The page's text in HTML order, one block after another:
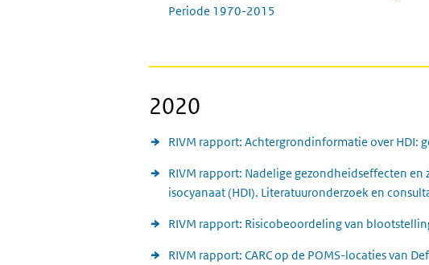
Periode 1970-2015
2020
RIVM rapport: Achtergrondinformatie over HDI:
RIVM rapport: Nadelige gezondheidseffecten
isocyanaat (HDI). Literatuuronderzoek en
RIVM rapport: Risicobeoordeling van
RIVM rapport: CARC op de POMS-locaties van